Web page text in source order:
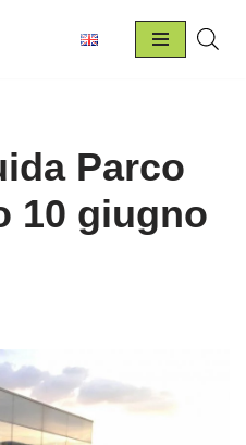
Parco
10 giugno